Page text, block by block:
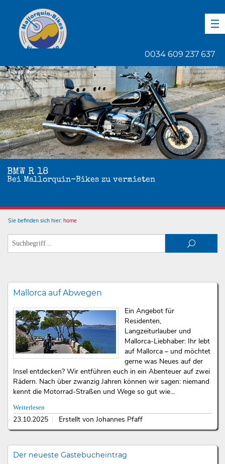
0034 609 237 637
BMW R 18
Bei Mallorquin-Bikes zu vermieten
1 von 6
Sie befinden sich hier: home
Mallorca auf Abwegen
Ein Angebot für
Residenten,
Langzeiturlauber und
Mallorca-Liebhaber: Ihr lebt
auf Mallorca – und möchtet
gerne was Neues auf der
Insel entdecken? Wir entführen euch in ein Abenteuer auf zwei
Rädern. Nach über zwanzig Jahren können wir sagen: niemand
kennt die Motorrad-Straßen und Wege so gut wie...
Weiterlesen
23.10.2025 Erstellt von Johannes Pfaff
Der neueste Gästebucheintrag